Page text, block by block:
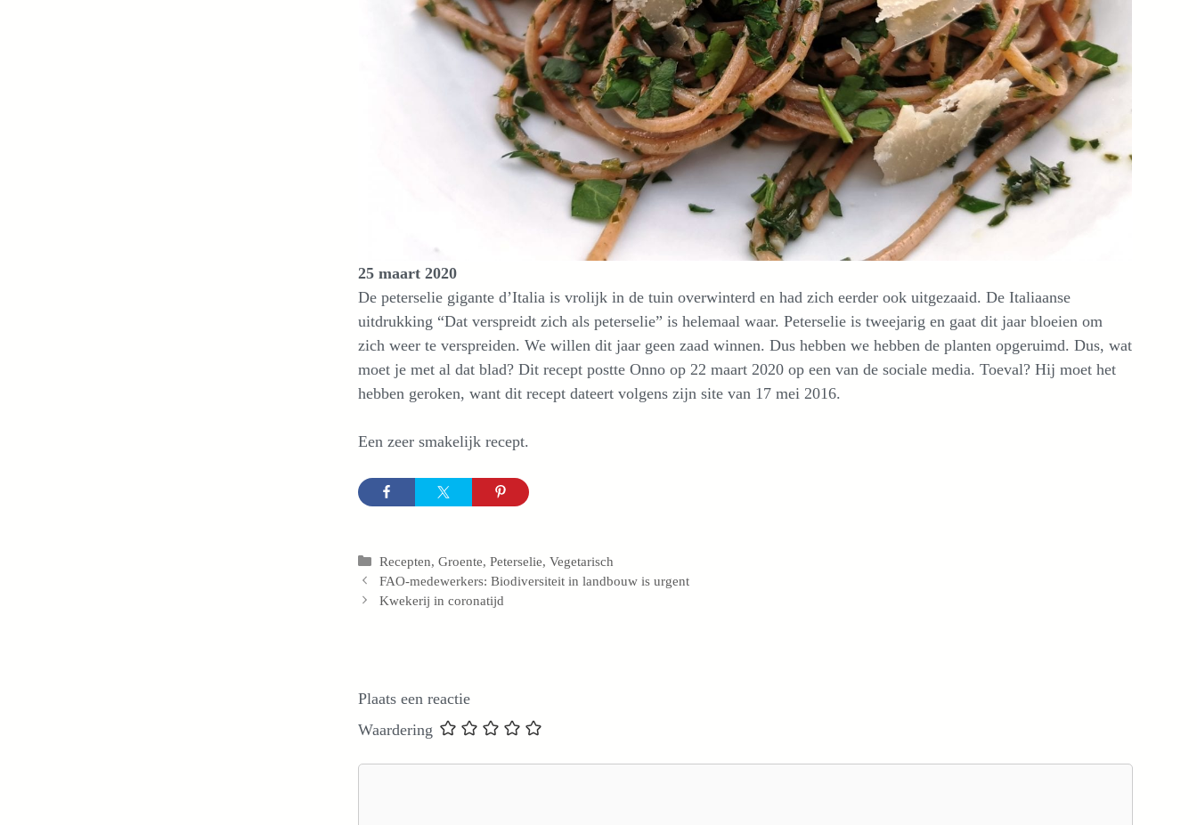
25 maart 2020
De peterselie gigante d’Italia is vrolijk in de tuin overwinterd en had zich eerder ook uitgezaaid. De Italiaanse
uitdrukking “Dat verspreidt zich als peterselie” is helemaal waar. Peterselie is tweejarig en gaat dit jaar bloeien om
zich weer te verspreiden. We willen dit jaar geen zaad winnen. Dus hebben we hebben de planten opgeruimd. Dus, wat
moet je met al dat blad? Dit recept postte Onno op 22 maart 2020 op een van de sociale media. Toeval? Hij moet het
hebben geroken, want dit recept dateert volgens zijn site van 17 mei 2016.
Een zeer smakelijk recept.
Categorieën
Recepten,Groente,Peterselie,Vegetarisch
FAO-medewerkers: Biodiversiteit in landbouw is urgent
Kwekerij in coronatijd
Plaats een reactie
Waardering